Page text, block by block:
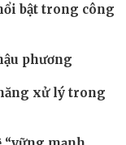
bật trong công
phương
xử lý trong